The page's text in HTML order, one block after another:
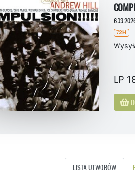
72H
LP
LISTA UTWORÓW